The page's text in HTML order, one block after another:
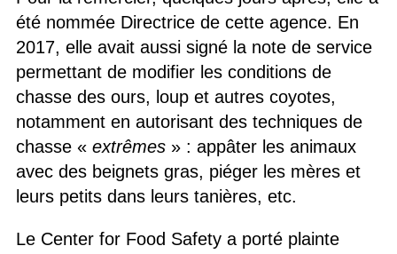
été nommée Directrice de cette agence. En
2017, elle avait aussi signé la note de service
permettant de modifier les conditions de
chasse des ours, loup et autres coyotes,
notamment en autorisant des techniques de
chasse « extrêmes» : appâter les animaux
avec des beignets gras, piéger les mères et
leurs petits dans leurs tanières, etc.
Le Center for Food Safety a porté plainte